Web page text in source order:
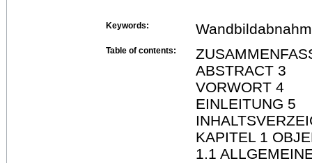
Keywords:
Table of contents:
ABSTRACT 3
VORWORT 4
EINLEITUNG 5
KAPITEL 1
1.1